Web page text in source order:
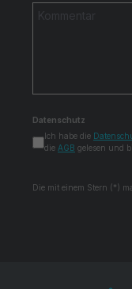
Datenschutz
Ich habe die
die AGB gelesen und
Die mit einem Stern (*)